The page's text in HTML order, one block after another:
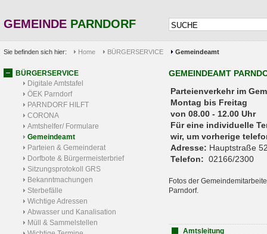
GEMEINDE PARNDORF
Sie befinden sich hier: Home BÜRGERSERVICE Gemeindeamt
BÜRGERSERVICE
Digitale Amtstafel
ÖEK Parndorf
PARNDORF HILFT
CORONA
Amtshelfer/ Formulare
Gemeindeamt
Parteien & Gemeinderat
Dorfbote & Bürgermeisterbrief
Sitzungsprotokoll GRS
Bekanntmachungen
Sterbefälle
Wichtige Adressen
Abwasser und Kanalisation
Müll & Sammelstellen
GEMEINDEAMT
Parteienverkehr
Montag bis Freitag
von 08.00 - 12.00 Uhr
Für eine individuelle
wir, um vorherige
Adresse: Hauptstraße
Telefon: 02166/2300
Fotos der
Parndorf.
Amtsleitung